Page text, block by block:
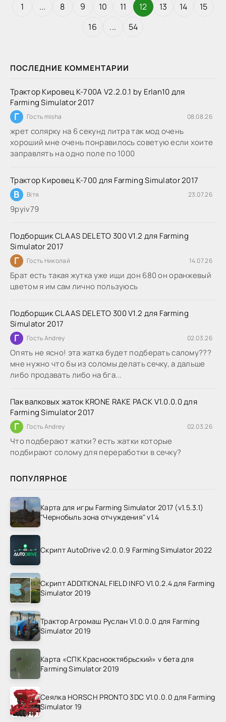
ПОСЛЕДНИЕ КОММЕНТАРИИ
Трактор Кировец К-700А V2.2.0.1 by Erlan10 для
Farming Simulator 2017
Г Гость misha 08.08.26
жрет солярку на 6 секунд литра так мод очень
хороший мне очень понравилось советую если хоите
заправлять на одно поле по 1000
Трактор Кировец К-700 для Farming Simulator 2017
В Вітя 23.07.26
9руіv79
Подборщик CLAAS DELETO 300 V1.2 для Farming
Simulator 2017
Г Гость Николай 14.07.26
Брат есть такая жутка уже ищи дон 680 он оранжевый
цветом я им сам лично пользуюсь
Подборщик CLAAS DELETO 300 V1.2 для Farming
Simulator 2017
Г Гость Andrey 02.03.26
Опять не ясно! эта жатка будет подберать салому???
мне нужно что бы из соломы делать сечку, а дальше
либо продавать либо на бга...
Пак валковых жаток KRONE RAKE PACK V1.0.0.0 для
Farming Simulator 2017
Г Гость Andrey 02.03.26
Что подберают жатки? есть жатки которые
подбирают солому для переработки в сечку?
1 ... 8 9 10 11 12 13 14
15
16
... 54
ПОПУЛЯРНОЕ
Карта для игры Farming Simulator 2017 (v1.5.3.1)
"Чернобыль зона отчуждения" v1.4
Скрипт AutoDrive v2.0.0.9 Farming Simulator 2022
Скрипт ADDITIONAL FIELD INFO V1.0.2.4 для Farming
Simulator 2019
Трактор Агромаш Руслан V1.0.0.0 для Farming
Simulator 2019
Карта «СПК Краснооктябрьский» v бета для
Farming Simulator 2019
Сеялка HORSCH PRONTO 3DC V1.0.0.0 для Farming
Simulator 19